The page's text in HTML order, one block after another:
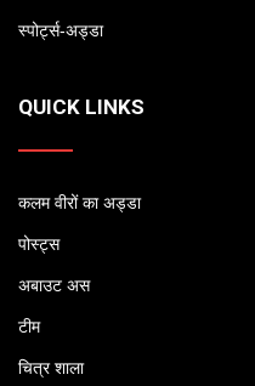
स्पोर्ट्स-अड्डा
QUICK LINKS
कलम वीरों का अड्डा
पोस्ट्स
अबाउट अस
टीम
चित्र शाला